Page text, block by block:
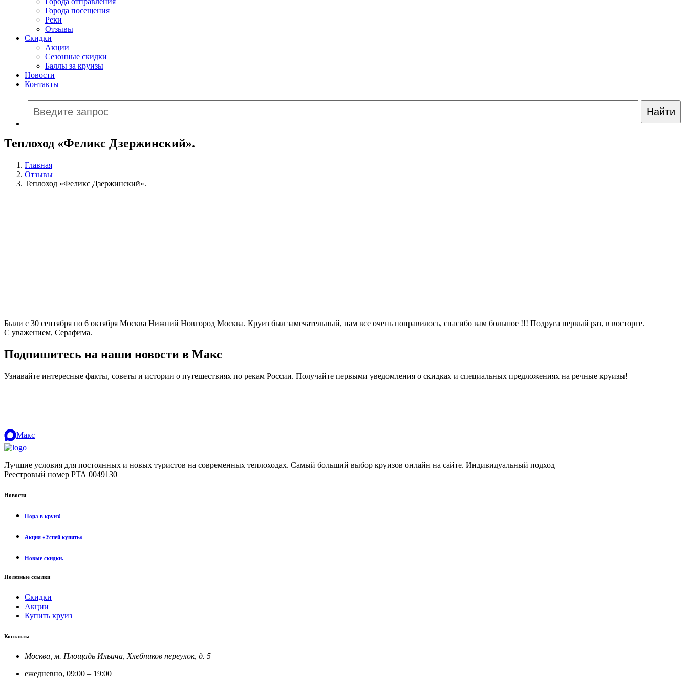
Города посещения
Реки
Отзывы
Скидки
Акции
Сезонные скидки
Баллы за круизы
Новости
Контакты
Теплоход «Феликс Дзержинский».
Главная
Отзывы
Теплоход «Феликс Дзержинский».
Были с 30 сентября по 6 октября Москва Нижний Новгород Москва. Круиз был замечательный, нам все очень понравилось, спасибо вам большое !!! Подруга первый раз, в восторге.
С уважением, Серафима.
Подпишитесь на наши новости в Макс
Узнавайте интересные факты, советы и истории о путешествиях по рекам России. Получайте первыми уведомления о скидках и специальных предложениях на речные круизы!
Макс
Лучшие условия для постоянных и новых туристов на современных теплоходах. Самый больший выбор круизов онлайн на сайте. Индивидуальный подход
Реестровый номер РТА 0049130
Новости
Пора в круиз!
Акция «Успей купить»
Новые скидки.
Полезные ссылки
Скидки
Акции
Купить круиз
Контакты
Москва, м. Площадь Ильича, Хлебников переулок, д. 5
ежедневно, 09:00 – 19:00